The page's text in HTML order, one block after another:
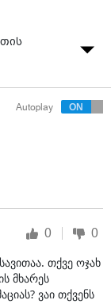
Autoplay
0 0
თქვე ოჯახ
მხარეს
ვაი თქვენს